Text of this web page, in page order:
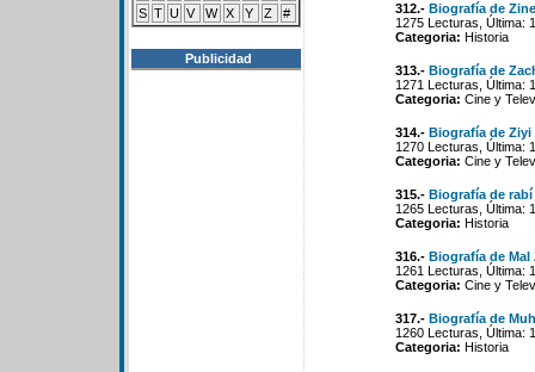
S T U V W X Y Z #
Publicidad
312.- Biografía de
1275 Lecturas, Última:
Categoria: Historia
313.- Biografía de
1271 Lecturas, Última:
Categoria: Cine y
314.- Biografía de Ziyi
1270 Lecturas, Última:
Categoria: Cine y
315.- Biografía de
1265 Lecturas, Última:
Categoria: Historia
316.- Biografía de Mal
1261 Lecturas, Última:
Categoria: Cine y
317.- Biografía de
1260 Lecturas, Última:
Categoria: Historia